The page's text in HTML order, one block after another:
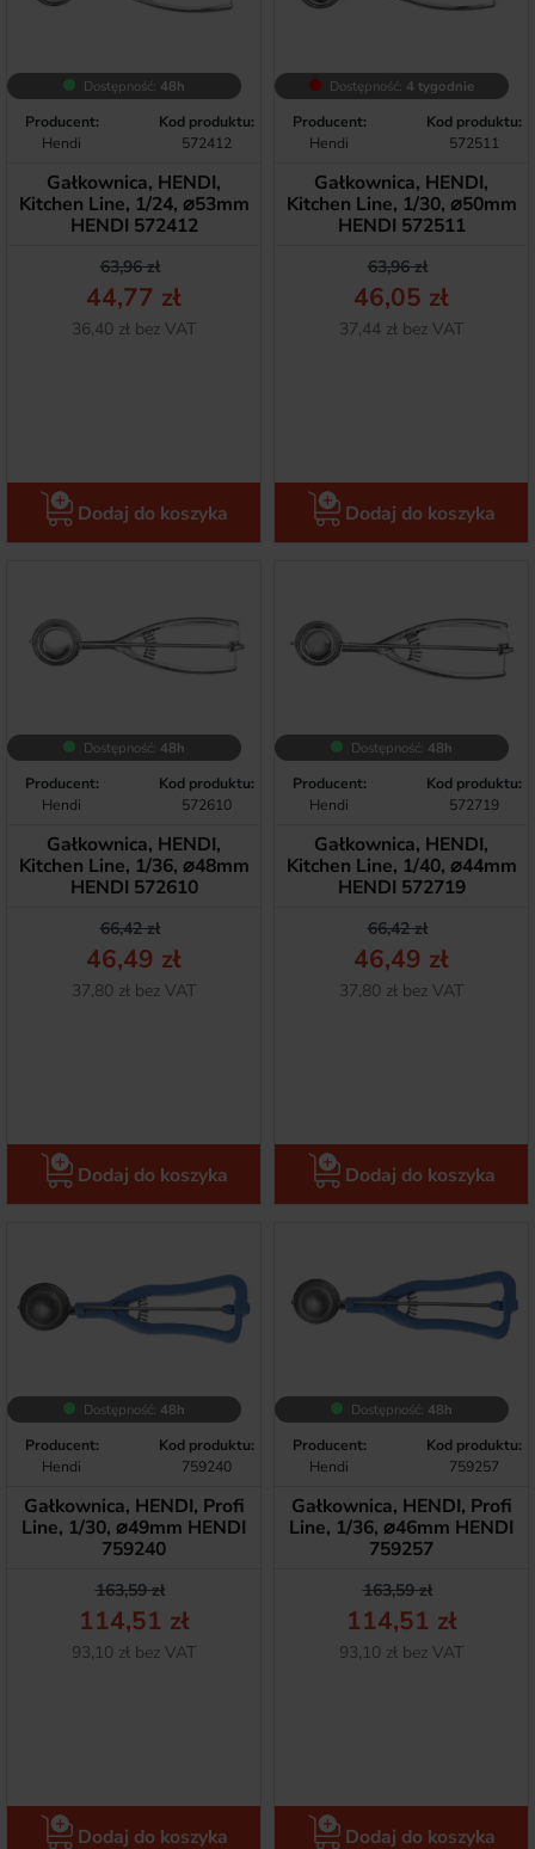
Dostępność: 48h
Producent:
Hendi
Kod produktu:
572412
Gałkownica, HENDI,
Kitchen Line, 1/24, ⌀53mm
HENDI 572412
Cena podstawowa
63,96 zł
Cena
44,77 zł
Netto
36,40 zł bez VAT
Dodaj do koszyka
Dostępność: 4 tygodnie
Producent:
Hendi
Kod produktu:
572511
Gałkownica, HENDI,
Kitchen Line, 1/30, ⌀50mm
HENDI 572511
Cena
63,96 zł
Cena
46,05 zł
Netto
37,44 zł bez VAT
Dodaj do koszyka
Dostępność: 48h
Producent:
Hendi
Kod produktu:
572610
Gałkownica, HENDI,
Kitchen Line, 1/36, ⌀48mm
HENDI 572610
Cena podstawowa
66,42 zł
Cena
46,49 zł
Netto
37,80 zł bez VAT
Dodaj do koszyka
Dostępność: 48h
Producent:
Hendi
Kod produktu:
572719
Gałkownica, HENDI,
Kitchen Line, 1/40, ⌀44mm
HENDI 572719
Cena
66,42 zł
Cena
46,49 zł
Netto
37,80 zł bez VAT
Dodaj do koszyka
Dostępność: 48h
Producent:
Hendi
Kod produktu:
759240
Gałkownica, HENDI, Profi
Line, 1/30, ⌀49mm HENDI
759240
Cena podstawowa
163,59 zł
Cena
114,51 zł
Netto
93,10 zł bez VAT
Dodaj do koszyka
Dostępność: 48h
Producent:
Hendi
Kod produktu:
759257
Gałkownica, HENDI, Profi
Line, 1/36, ⌀46mm HENDI
759257
Cena
163,59 zł
Cena
114,51 zł
Netto
93,10 zł bez VAT
Dodaj do koszyka